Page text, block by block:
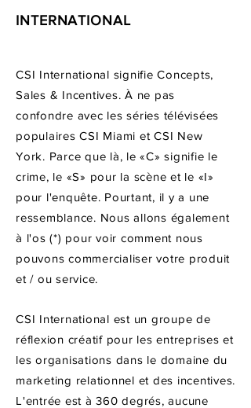
INTERNATIONAL
CSI International signifie Concepts,
Sales & Incentives. À ne pas
confondre avec les séries télévisées
populaires CSI Miami et CSI New
York. Parce que là, le «C» signifie le
crime, le «S» pour la scène et le «I»
pour l'enquête. Pourtant, il y a une
ressemblance. Nous allons également
à l'os (*) pour voir comment nous
pouvons commercialiser votre produit
et / ou service.
CSI International est un groupe de
réflexion créatif pour les entreprises et
les organisations dans le domaine du
marketing relationnel et des incentives.
L'entrée est à 360 degrés, aucune